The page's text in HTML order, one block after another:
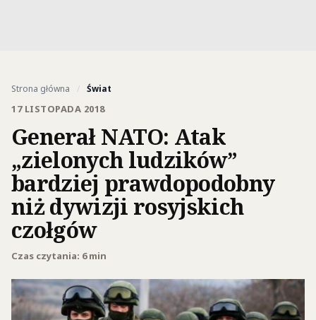
Strona główna / Świat
17 LISTOPADA 2018
Generał NATO: Atak
„zielonych ludzików”
bardziej prawdopodobny
niż dywizji rosyjskich
czołgów
Czas czytania: 6 min